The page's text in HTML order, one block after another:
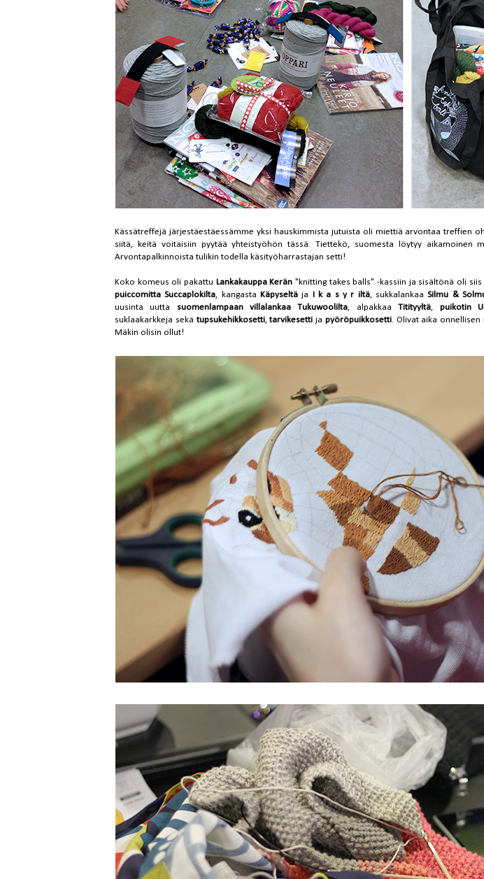
Kässätreffejä järjestäestäessämme yksi hauskimmista jutuista oli miettiä arvontaa treffien
siitä, keitä voitaisiin pyytää yhteistyöhön tässä. Tiettekö, suomesta löytyy aikamoinen
Arvontapalkinnoista tulikin todella käsityöharrastajan setti!
Koko komeus oli pakattu Lankakauppa Kerän "knitting takes balls" -kassiin ja sisältönä oli
puiccomitta Succaplokilta, kangastaKäpyseltä ja I k a s y r iltä, sukkalankaaSilmu &
uusinta uutta suomenlampaan villalankaa Tukuwoolilta, alpakkaaTitityyltä, puikotin
suklaakarkkeja sekä tupsukehikkosetti,tarvikesetti ja pyöröpuikkosetti. Olivat aika
Mäkin olisin ollut!